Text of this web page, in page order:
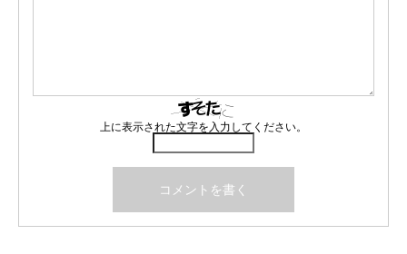
上に表示された文字を入力してください。